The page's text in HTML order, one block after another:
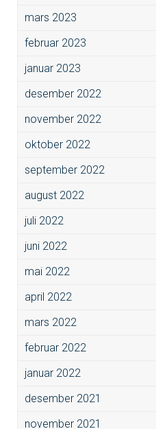
mars 2023
februar 2023
januar 2023
desember 2022
november 2022
oktober 2022
september 2022
august 2022
juli 2022
juni 2022
mai 2022
april 2022
mars 2022
februar 2022
januar 2022
desember 2021
november 2021